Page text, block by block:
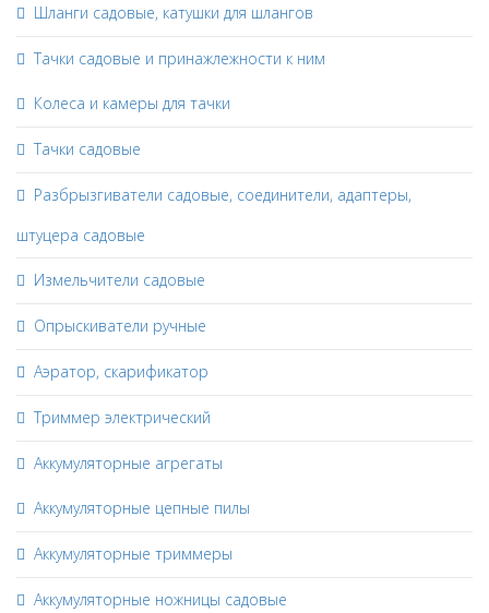
Шланги садовые, катушки для шлангов
Тачки садовые и принажлежности к ним
Колеса и камеры для тачки
Тачки садовые
Разбрызгиватели садовые, соединители, адаптеры,
штуцера садовые
Измельчители садовые
Опрыскиватели ручные
Аэратор, скарификатор
Триммер электрический
Аккумуляторные агрегаты
Аккумуляторные цепные пилы
Аккумуляторные триммеры
Аккумуляторные ножницы садовые